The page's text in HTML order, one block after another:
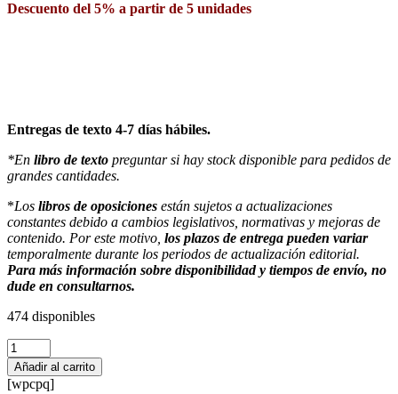
Descuento del 5% a partir de 5 unidades
Entregas de texto 4-7 días hábiles.
*En libro de texto preguntar si hay stock disponible para pedidos de
grandes cantidades.
*Los libros de oposiciones están sujetos a actualizaciones
constantes debido a cambios legislativos, normativas y mejoras de
contenido. Por este motivo, los plazos de entrega pueden variar
temporalmente durante los periodos de actualización editorial.
Para más información sobre disponibilidad y tiempos de envío, no
dude en consultarnos.
474 disponibles
Temari
Educació
Primaria
Añadir al carrito
[wpcpq]